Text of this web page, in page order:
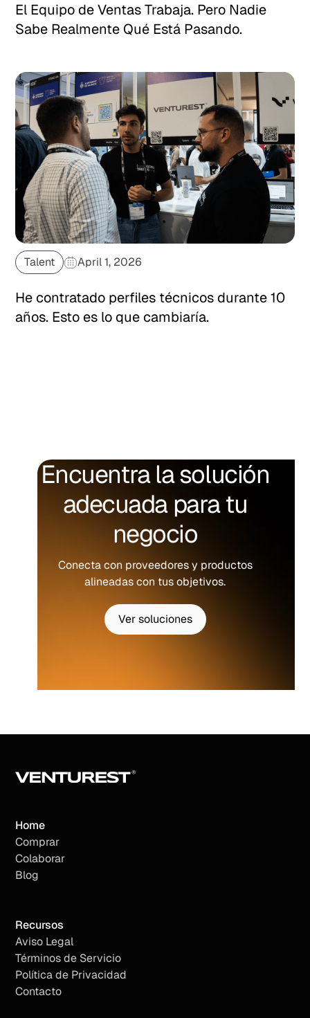
El Equipo de Ventas Trabaja. Pero Nadie
Sabe Realmente Qué Está Pasando.
Talent April 1, 2026
He contratado perfiles técnicos durante 10
años. Esto es lo que cambiaría.
Encuentra la solución
adecuada para tu
negocio
Conecta con proveedores y productos
alineadas con tus objetivos.
Ver soluciones
Home
Comprar
Colaborar
Blog
Recursos
Aviso Legal
Términos de Servicio
Política de Privacidad
Contacto